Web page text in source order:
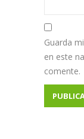
Guarda
en este
comente.